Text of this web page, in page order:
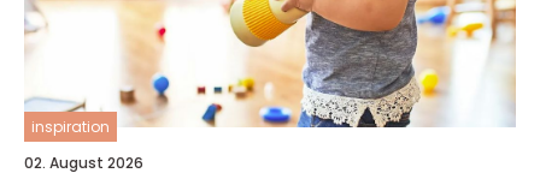
inspiration
02. August 2026